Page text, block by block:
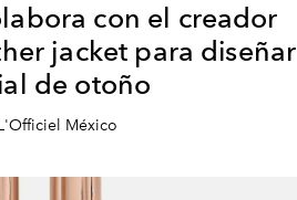
con el creador
jacket para diseñar
de otoño
México